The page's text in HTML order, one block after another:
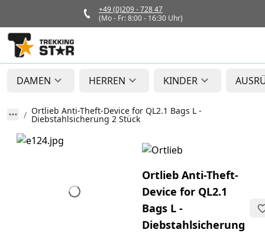
+49 (0)209 - 728 47
(Mo - Fr: 8:00 - 16:30 Uhr)
DAMEN HERREN KINDER
Ortlieb Anti-Theft-Device for QL2.1 Bags L -
Diebstahlsicherung 2 Stück
Ortlieb Anti-Theft-
Device for QL2.1
Bags L -
Diebstahlsicherung